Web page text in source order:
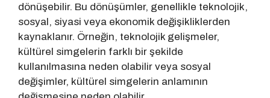
dönüşebilir. Bu dönüşümler, genellikle teknolojik,
sosyal, siyasi veya ekonomik değişikliklerden
kaynaklanır. Örneğin, teknolojik gelişmeler,
kültürel simgelerin farklı bir şekilde
kullanılmasına neden olabilir veya sosyal
değişimler, kültürel simgelerin anlamının